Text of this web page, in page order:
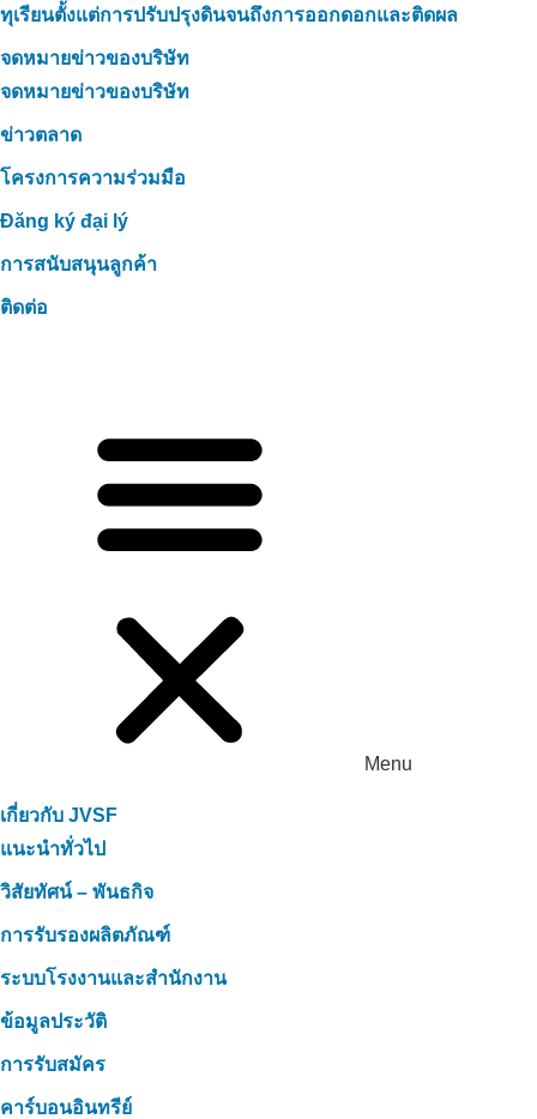
ทุเรียนตั้งแต่การปรับปรุงดินจนถึงการออกดอกและติดผล
จดหมายข่าวของบริษัท
จดหมายข่าวของบริษัท
ข่าวตลาด
โครงการความร่วมมือ
Đăng ký đại lý
การสนับสนุนลูกค้า
ติดต่อ
Menu
เกี่ยวกับ JVSF
แนะนำทั่วไป
วิสัยทัศน์ – พันธกิจ
การรับรองผลิตภัณฑ์
ระบบโรงงานและสำนักงาน
ข้อมูลประวัติ
การรับสมัคร
คาร์บอนอินทรีย์